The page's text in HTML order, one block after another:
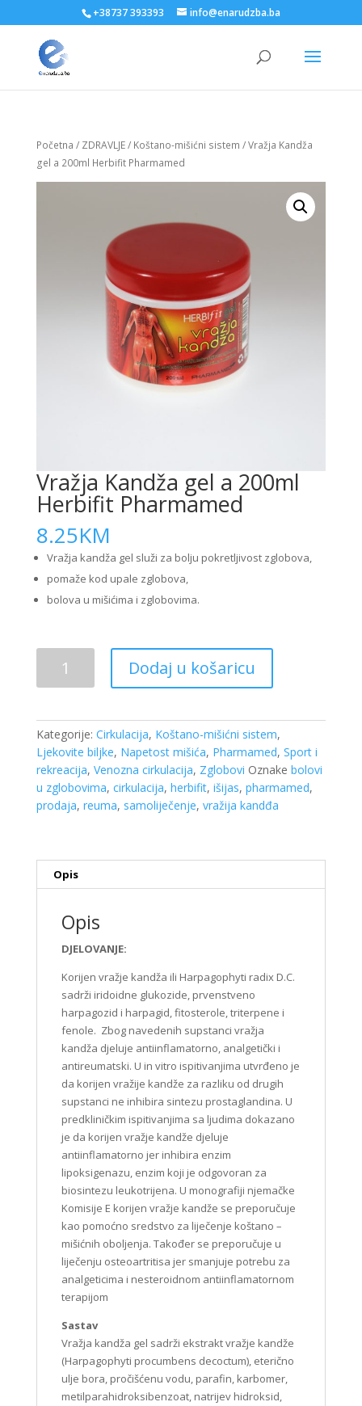
+38737 393393 info@enarudzba.ba
Početna / ZDRAVLJE/ Koštano-mišićni sistem / Vražja Kandža
gel a 200ml Herbifit Pharmamed
Vražja Kandža gel a 200ml
Herbifit Pharmamed
8.25KM
Vražja kandža gel služi za bolju pokretljivost zglobova,
pomaže kod upale zglobova,
bolova u mišićima i zglobovima.
Kandža
gel
200ml
Herbifit
Pharmamed
količina
Dodaj u košaricu
Kategorije: Cirkulacija, Koštano-mišićni sistem,
Ljekovite biljke, Napetost mišića, Pharmamed, Sport i
rekreacija, Venozna cirkulacija, Zglobovi Oznake bolovi
u zglobovima, cirkulacija, herbifit, išijas, pharmamed,
prodaja, reuma, samoliječenje, vražija kandđa
Opis
Opis
DJELOVANJE:
Korijen vražje kandža ili Harpagophyti radix D.C.
sadrži iridoidne glukozide, prvenstveno
harpagozid i harpagid, fitosterole, triterpene i
fenole. Zbog navedenih supstanci vražja
kandža djeluje antiinflamatorno, analgetički i
antireumatski. U in vitro ispitivanjima utvrđeno je
da korijen vražije kandže za razliku od drugih
supstanci ne inhibira sintezu prostaglandina. U
predkliničkim ispitivanjima sa ljudima dokazano
je da korijen vražje kandže djeluje
antiinflamatorno jer inhibira enzim
lipoksigenazu, enzim koji je odgovoran za
biosintezu leukotrijena. U monografiji njemačke
Komisije E korijen vražje kandže se preporučuje
kao pomoćno sredstvo za liječenje koštano –
mišićnih oboljenja. Također se preporučuje u
liječenju osteoartritisa jer smanjuje potrebu za
analgeticima i nesteroidnom antiinflamatornom
terapijom
Sastav
Vražja kandža gel sadrži ekstrakt vražje kandže
(Harpagophyti procumbens decoctum), eterično
ulje bora, pročišćenu vodu, parafin, karbomer,
metilparahidroksibenzoat, natrijev hidroksid,